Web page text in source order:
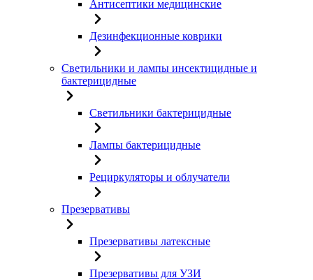
Антисептики медицинские
Дезинфекционные коврики
Светильники и лампы инсектицидные и
бактерицидные
Светильники бактерицидные
Лампы бактерицидные
Рециркуляторы и облучатели
Презервативы
Презервативы латексные
Презервативы для УЗИ